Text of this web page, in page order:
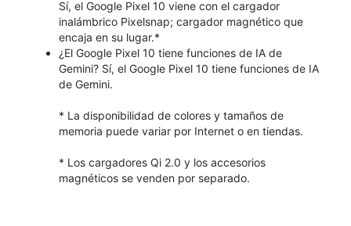
Sí, el Google Pixel 10 viene con el cargador
inalámbrico Pixelsnap; cargador magnético que
encaja en su lugar.*
¿El Google Pixel 10 tiene funciones de IA de
Gemini? Sí, el Google Pixel 10 tiene funciones de IA
de Gemini.
* La disponibilidad de colores y tamaños de
memoria puede variar por Internet o en tiendas.
* Los cargadores Qi 2.0 y los accesorios
magnéticos se venden por separado.